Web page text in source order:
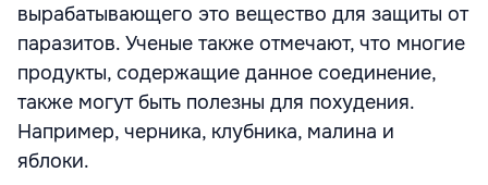
вырабатывающего это вещество для защиты от
паразитов. Ученые также отмечают, что многие
продукты, содержащие данное соединение,
также могут быть полезны для похудения.
Например, черника, клубника, малина и
яблоки.